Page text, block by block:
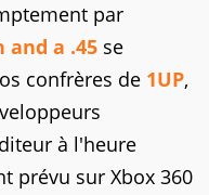
par
and a .45 se
confrères de 1UP,
à l'heure
prévu sur Xbox 360